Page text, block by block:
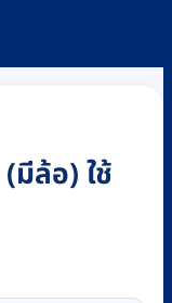
มีล้อ) ใช้